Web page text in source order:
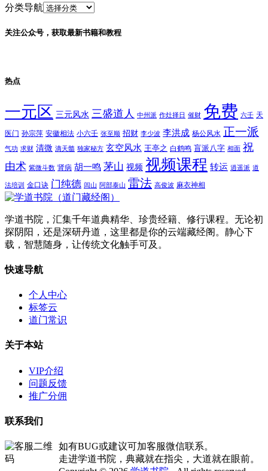
分类导航
关注公众号，获取最新书籍和教程
热点
一元区 三元风水 三盛道人 中州派 作灶择日 催财 免费 六壬 天
医门 孙宗萍 安徽相法 小六壬 张至顺 招财 李少波 李洪成 杨公风水 正一派
气功 求财 清微 滴天髓 独家秘方 玄空风水 王亭之 白鹤鸣 盲派八字 相面 祝
由术 紫微斗数 肾病 胡一鸣 茅山 视频 视频课程 转运 逍遥派 道
法培训 金口诀 门纯德 闾山 阿部泰山 雷法 高俊波 麻衣神相
学道书院，汇集千年道典精华、珍贵经籍、修行课程。无论初
探阴阳，还是深研丹道，这里都是你的云端藏经阁。静心下
载，智慧随身，让传统文化触手可及。
快速导航
个人中心
标签云
道门常识
关于本站
VIP介绍
问题反馈
推广分佣
联系我们
如有BUG或建议可加客服微信联系。
走进学道书院，典藏就在指尖，大道就在眼前。